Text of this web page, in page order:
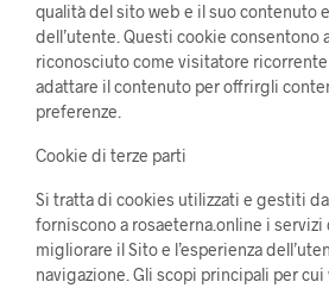
qualità del sito web e il suo contenuto e
dell’utente. Questi cookie consentono
riconosciuto come visitatore
adattare il contenuto per offrirgli
preferenze.
Cookie di terze parti
Si tratta di cookies utilizzati e gestiti
forniscono a rosaeterna.online i
migliorare il Sito e l’esperienza
navigazione. Gli scopi principali per